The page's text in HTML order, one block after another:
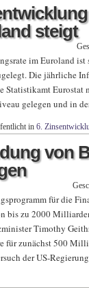
steigt
im Euroland
Die jährliche
Statistikamt Eurostat
gelegen und in
in 6.
von
für die
bis zu 2000
Timothy
für zunächst 500
der US-